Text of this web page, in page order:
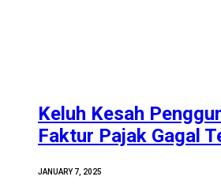
Keluh Kesah
Faktur Pajak Gagal
JANUARY 7, 2025